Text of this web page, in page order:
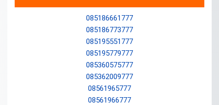
085186661777
085186773777
085195551777
085195779777
085360575777
085362009777
08561965777
08561966777